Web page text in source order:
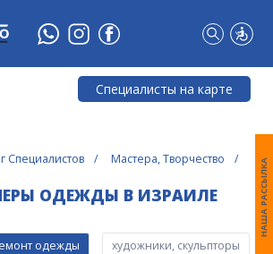
Специалисты на карте
Специалистов Мастера, Творчество
ОДЕЖДЫ В ИЗРАИЛЕ
одежды художники, скульпторы
НАША РАССЫЛКА